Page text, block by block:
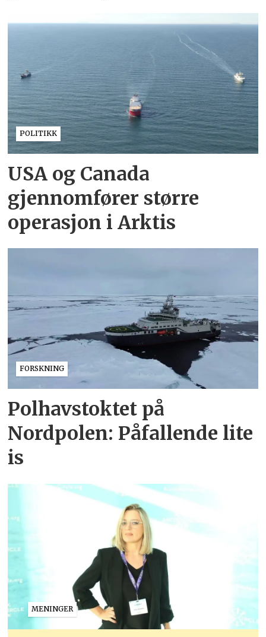
POLITIKK
USA og Canada
gjennomfører større
operasjon i Arktis
FORSKNING
Polhavstoktet på
Nordpolen: Påfallende lite
is
MENINGER